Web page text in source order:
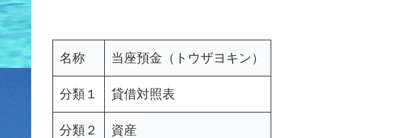
名称 当座預金（トウザヨキン）
分類１ 貸借対照表
分類２ 資産